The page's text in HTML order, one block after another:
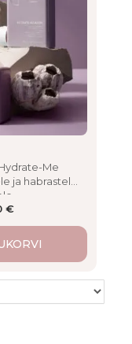
Me
ja habrastele
€